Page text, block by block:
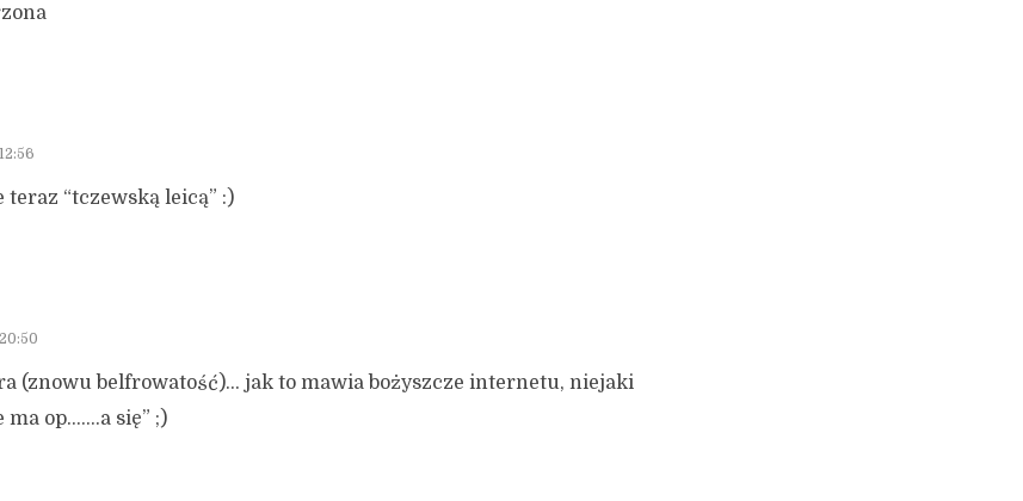
teraz “tczewską leicą” :)
(znowu belfrowatość)… jak to mawia bożyszcze internetu, niejaki
ma op…….a się” ;)